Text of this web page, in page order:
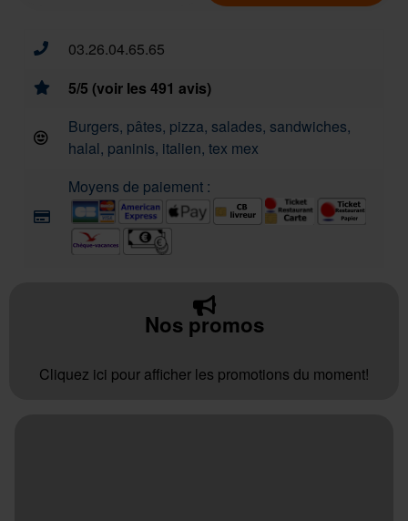
03.26.04.65.65
5/5 (voir les 491 avis)
Burgers, pâtes, pizza, salades, sandwiches,
halal, paninis, italien, tex mex
Moyens de paiement :
Nos promos
Cliquez ici pour afficher les promotions du moment!